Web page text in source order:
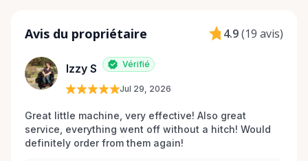
Avis du propriétaire 4.9(19 avis)
Izzy S Vérifié
Jul 29, 2026
Great little machine, very effective! Also great
service, everything went off without a hitch! Would
definitely order from them again!